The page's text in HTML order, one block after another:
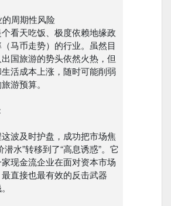
周期性风险
看天吃饭、极度依赖地缘政
马币走势）的行业。虽然目
国旅游的势头依然火热，但
活成本上涨，随时可能削弱
游预算。
波及时护盘，成功把市场焦
潜水”转移到了“高息诱惑”。它
现金流企业在面对资本市场
直接也最有效的反击武器